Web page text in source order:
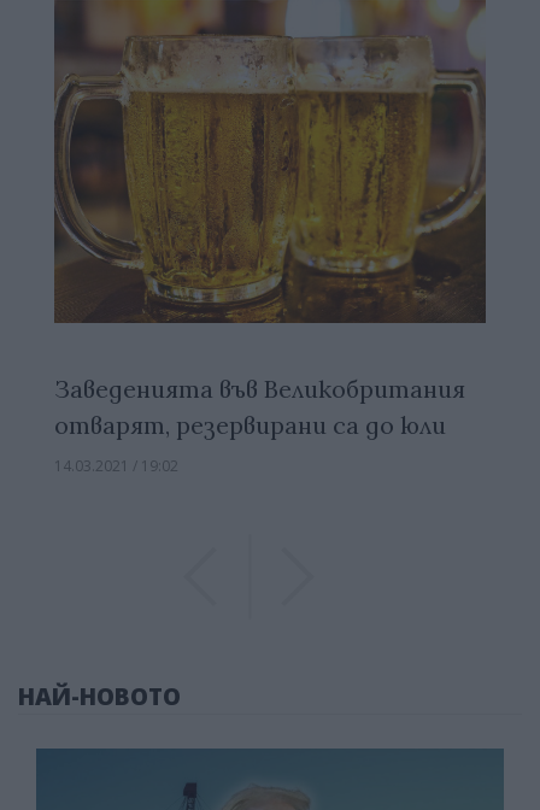
Заведенията във Великобритания
отварят, резервирани са до юли
14.03.2021 / 19:02
НАЙ-НОВОТО